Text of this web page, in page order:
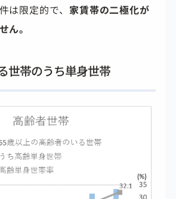
は限定的で、 家賃帯の二極化が
ん。
世帯のうち単身世帯